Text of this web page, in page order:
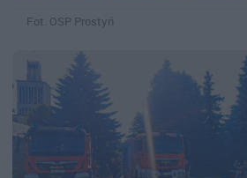
Fot. OSP Prostyń